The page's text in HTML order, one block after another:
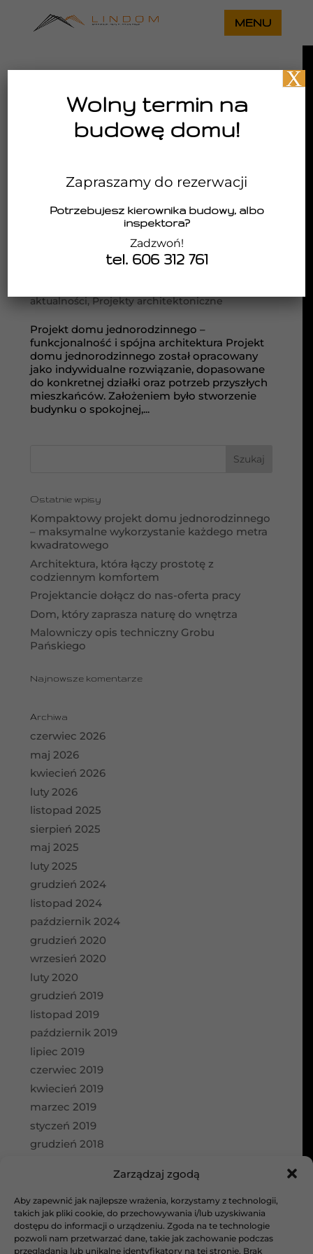
Zarządzaj zgodą
Aby zapewnić jak najlepsze wrażenia, korzystamy z technologii,
takich jak pliki cookie, do przechowywania i/lub uzyskiwania
dostępu do informacji o urządzeniu. Zgoda na te technologie
pozwoli nam przetwarzać dane, takie jak zachowanie podczas
przeglądania lub unikalne identyfikatory na tej stronie. Brak
Architektura, która łączy prostotę z
aktualności, Projekty architektoniczne
Projekt domu jednorodzinnego –
funkcjonalność i spójna architektura Projekt
domu jednorodzinnego został opracowany
jako indywidualne rozwiązanie, dopasowane
do konkretnej działki oraz potrzeb przyszłych
mieszkańców. Założeniem było stworzenie
budynku o spokojnej,...
Ostatnie wpisy
Kompaktowy projekt domu jednorodzinnego
– maksymalne wykorzystanie każdego metra
kwadratowego
Architektura, która łączy prostotę z
codziennym komfortem
Projektancie dołącz do nas-oferta pracy
Dom, który zaprasza naturę do wnętrza
Malowniczy opis techniczny Grobu
Pańskiego
Najnowsze komentarze
Archiwa
czerwiec 2026
maj 2026
kwiecień 2026
luty 2026
listopad 2025
sierpień 2025
maj 2025
luty 2025
grudzień 2024
listopad 2024
październik 2024
grudzień 2020
wrzesień 2020
luty 2020
grudzień 2019
listopad 2019
październik 2019
lipiec 2019
czerwiec 2019
kwiecień 2019
marzec 2019
styczeń 2019
grudzień 2018
Kategorie
aktualności
Bez kategorii
Wolny termin na
budowę domu!
Zapraszamy do rezerwacji
Potrzebujesz kierownika budowy, albo
inspektora?
Zadzwoń!
tel. 606 312 761
X